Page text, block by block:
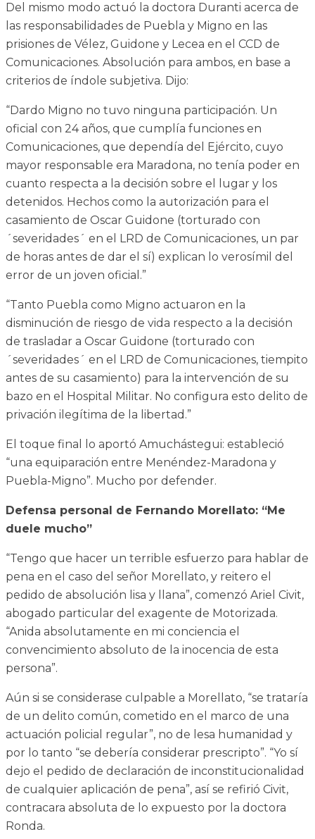
Del mismo modo actuó la doctora Duranti acerca de
las responsabilidades de Puebla y Migno en las
prisiones de Vélez, Guidone y Lecea en el CCD de
Comunicaciones. Absolución para ambos, en base a
criterios de índole subjetiva. Dijo:
“Dardo Migno no tuvo ninguna participación. Un
oficial con 24 años, que cumplía funciones en
Comunicaciones, que dependía del Ejército, cuyo
mayor responsable era Maradona, no tenía poder en
cuanto respecta a la decisión sobre el lugar y los
detenidos. Hechos como la autorización para el
casamiento de Oscar Guidone (torturado con
´severidades´ en el LRD de Comunicaciones, un par
de horas antes de dar el sí) explican lo verosímil del
error de un joven oficial.”
“Tanto Puebla como Migno actuaron en la
disminución de riesgo de vida respecto a la decisión
de trasladar a Oscar Guidone (torturado con
´severidades´ en el LRD de Comunicaciones, tiempito
antes de su casamiento) para la intervención de su
bazo en el Hospital Militar. No configura esto delito de
privación ilegítima de la libertad.”
El toque final lo aportó Amuchástegui: estableció
“una equiparación entre Menéndez-Maradona y
Puebla-Migno”. Mucho por defender.
Defensa personal de Fernando Morellato: “Me
duele mucho”
“Tengo que hacer un terrible esfuerzo para hablar de
pena en el caso del señor Morellato, y reitero el
pedido de absolución lisa y llana”, comenzó Ariel Civit,
abogado particular del exagente de Motorizada.
“Anida absolutamente en mi conciencia el
convencimiento absoluto de la inocencia de esta
persona”.
Aún si se considerase culpable a Morellato, “se trataría
de un delito común, cometido en el marco de una
actuación policial regular”, no de lesa humanidad y
por lo tanto “se debería considerar prescripto”. “Yo sí
dejo el pedido de declaración de inconstitucionalidad
de cualquier aplicación de pena”, así se refirió Civit,
contracara absoluta de lo expuesto por la doctora
Ronda.